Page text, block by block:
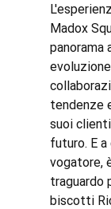
Madox
panorama
tendenze
suoi
futuro. E
vogatore,
traguardo
biscotti